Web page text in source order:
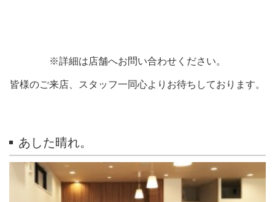
※詳細は店舗へお問い合わせください。
皆様のご来店、スタッフ一同心よりお待ちしております。
あした晴れ。